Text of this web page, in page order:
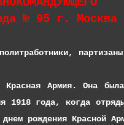
№ 95 г. Москва
партизаны
Армия. Она была
1918 года, когда
рождения Красной